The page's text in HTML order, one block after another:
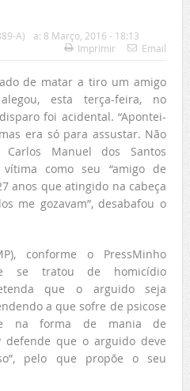
A) a: 8 Março, 2016 - 18:13
Imprimir
Email
de matar a tiro um amigo
esta terça-feira, no
foi acidental. “Apontei-
era só para assustar. Não
Manuel dos Santos
como seu “amigo de
anos que atingido na cabeça
me gozavam”, desabafou o
conforme o PressMinho
se tratou de homicídio
que o arguido seja
a que sofre de psicose
na forma de mania de
defende que o arguido deve
pelo que propõe o seu